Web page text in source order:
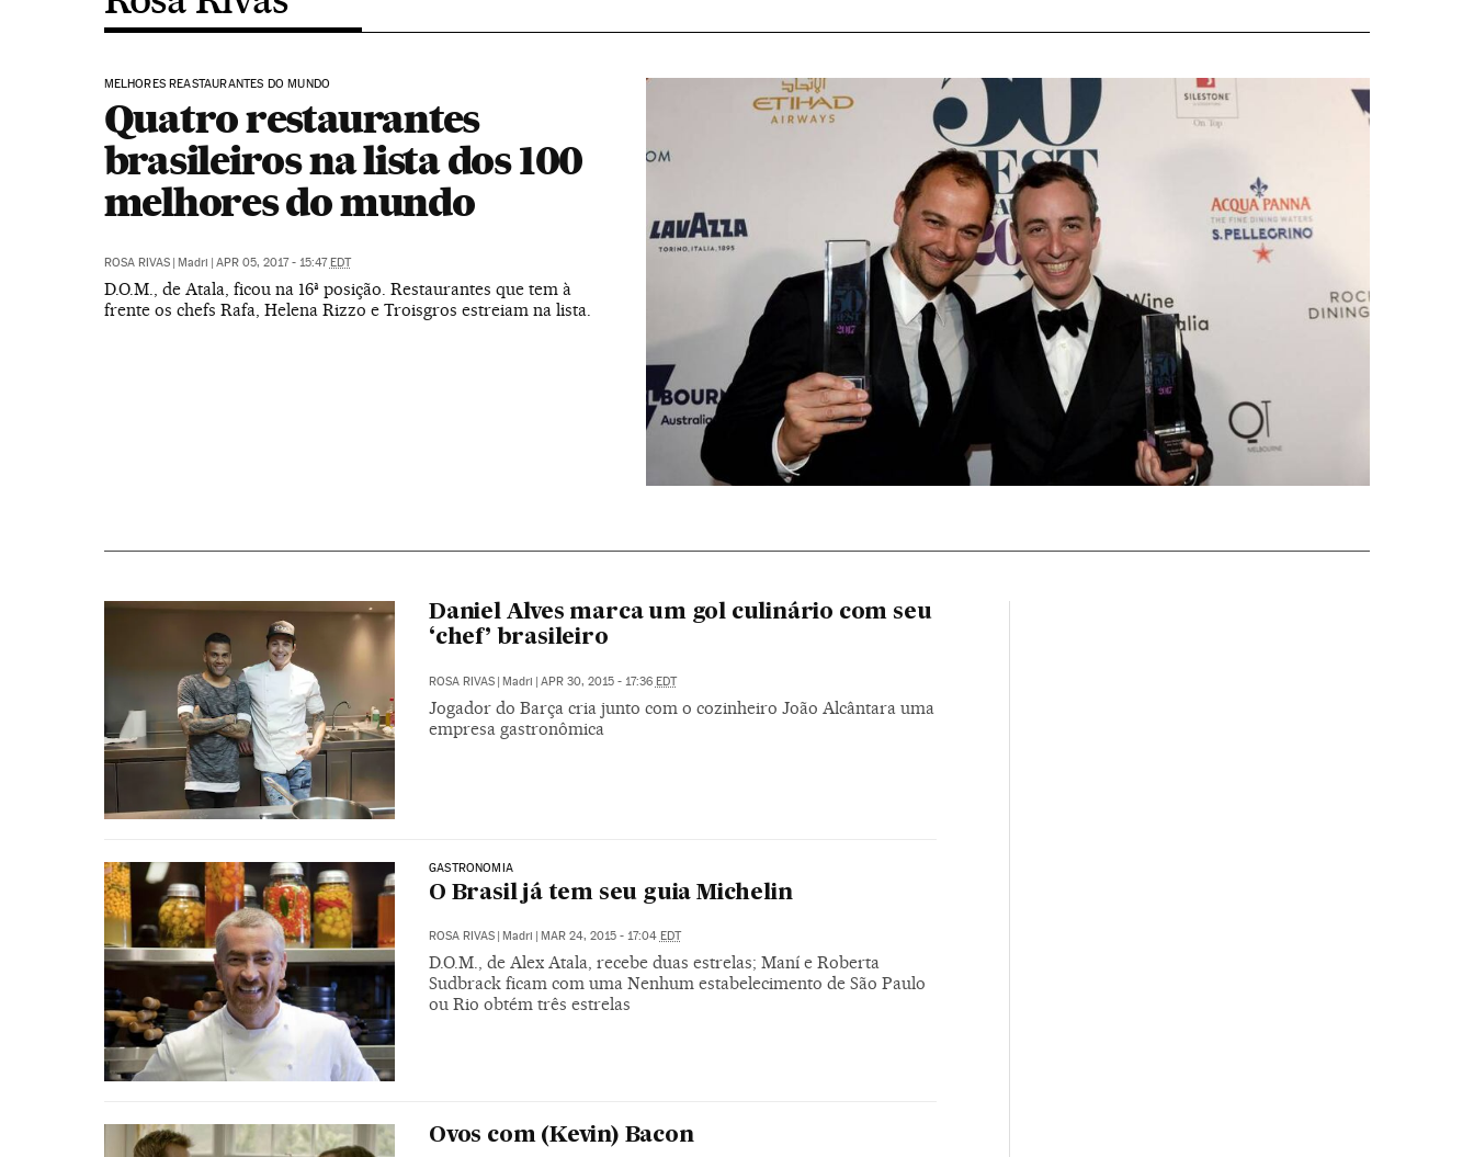
MELHORES REASTAURANTES DO MUNDO
Quatro restaurantes
brasileiros na lista dos 100
melhores do mundo
ROSA RIVAS | Madri | APR 05, 2017 - 15:47EDT
D.O.M., de Atala, ficou na 16ª posição. Restaurantes que tem à
frente os chefs Rafa, Helena Rizzo e Troisgros estreiam na lista.
Daniel Alves marca um gol culinário com seu
‘chef’ brasileiro
ROSA RIVAS | Madri | APR 30, 2015 - 17:36 EDT
Jogador do Barça cria junto com o cozinheiro João Alcântara uma
empresa gastronômica
GASTRONOMIA
O Brasil já tem seu guia Michelin
ROSA RIVAS Madri MAR 24, 2015 - 17:04 EDT
D.O.M., de Alex Atala, recebe duas estrelas; Maní e Roberta
Sudbrack ficam com uma Nenhum estabelecimento de São Paulo
ou Rio obtém três estrelas
Ovos com (Kevin) Bacon